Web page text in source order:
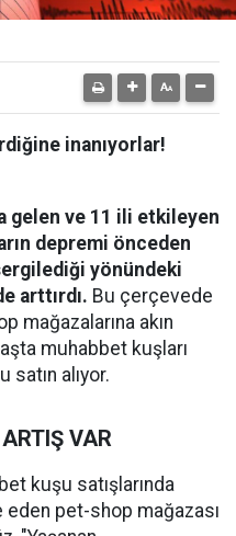
inanıyorlar!
gelen ve 11 ili etkileyen
depremi önceden
yönündeki
arttırdı. Bu çerçevede
mağazalarına akın
muhabbet kuşları
alıyor.
VAR
kuşu satışlarında
pet-shop mağazası